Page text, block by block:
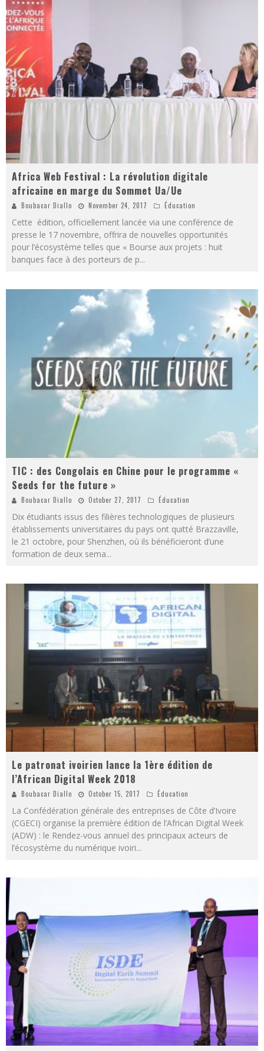
Africa Web Festival : La révolution digitale
africaine en marge du Sommet Ua/Ue
Boubacar Diallo November 24, 2017 Éducation
Cette édition, officiellement lancée via une conférence de
presse le 17 novembre, offrira de nouvelles opportunités
pour l’écosystème telles que « Bourse aux projets : huit
banques face à des porteurs de p...
TIC : des Congolais en Chine pour le programme «
Seeds for the future »
Boubacar Diallo October 27, 2017 Éducation
Dix étudiants issus des filières technologiques de plusieurs
établissements universitaires du pays ont quitté Brazzaville,
le 21 octobre, pour Shenzhen, où ils bénéficieront d’une
formation de deux sema...
Le patronat ivoirien lance la 1ère édition de
l’African Digital Week 2018
Boubacar Diallo October 15, 2017 Éducation
La Confédération générale des entreprises de Côte d’Ivoire
(CGECI) organise la première édition de l’African Digital Week
(ADW) : le Rendez-vous annuel des principaux acteurs de
l’écosystème du numérique ivoiri...